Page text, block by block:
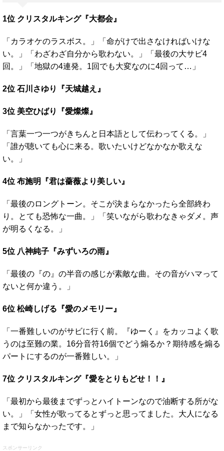
1位 クリスタルキング『大都会』
「カラオケのラスボス。」「命がけで出さなければいけな
い。」「わざわざ自分から歌わない。」「最後の大サビ4
回。」「地獄の4連発。1回でも大変なのに4回って…」
2位 石川さゆり『天城越え』
3位 美空ひばり『愛燦燦』
「言葉一つ一つがきちんと日本語として伝わってくる。」
「誰が聴いても心に来る。歌いたいけどなかなか歌えな
い。」
4位 布施明『君は薔薇より美しい』
「最後のロングトーン。そこが決まらなかったら全部終わ
り。とても恐怖な一曲。」「笑いながら歌わなきゃダメ。声
が明るくなる。」
5位 八神純子『みずいろの雨』
「最後の『の』の半音の感じが素敵な曲。その音がハマって
ないと何か違う。」
6位 松崎しげる『愛のメモリー』
「一番難しいのがサビに行く前。『ゆーく』をカッコよく歌
うのは至難の業。16分音符16個でどう煽るか？期待感を煽る
パートにするのが一番難しい。」
7位 クリスタルキング『愛をとりもどせ！！』
「最初から最後までずっとハイトーンなので油断する所がな
い。」「女性が歌ってるとずっと思ってました。大人になる
まで知らなかったです。」
スポンサーリンク